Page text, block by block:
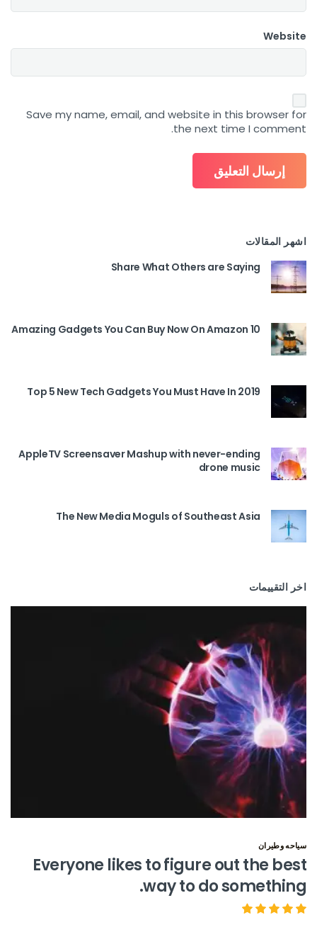
Website
Save my name, email, and website in this browser for
the next time I comment.
اشهر المقالات
Share What Others are Saying
10 Amazing Gadgets You Can Buy Now On Amazon
Top 5 New Tech Gadgets You Must Have In 2019
AppleTV Screensaver Mashup with never-ending
drone music
The New Media Moguls of Southeast Asia
اخر التقييمات
سياحه وطيران
Everyone likes to figure out the best
way to do something.